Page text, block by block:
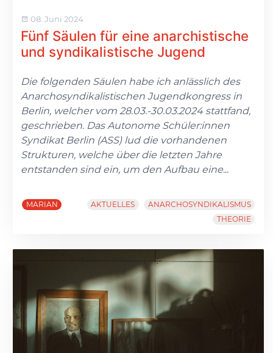
08. Juni 2024
Fünf Säulen für eine anarchistische
und syndikalistische Jugend
Die folgenden Säulen habe ich anlässlich des
Anarchosyndikalistischen Jugendkongress in
Berlin, welcher vom 28.03.-30.03.2024 stattfand,
geschrieben. Das Autonome Schüler:innen
Syndikat Berlin (ASS) lud die vorhandenen
Strukturen, welche über die letzten Jahre
entstanden sind ein, um den Aufbau eine...
MARIAN AKTUELLES
ANARCHOSYNDIKALISMUS
THEORIE